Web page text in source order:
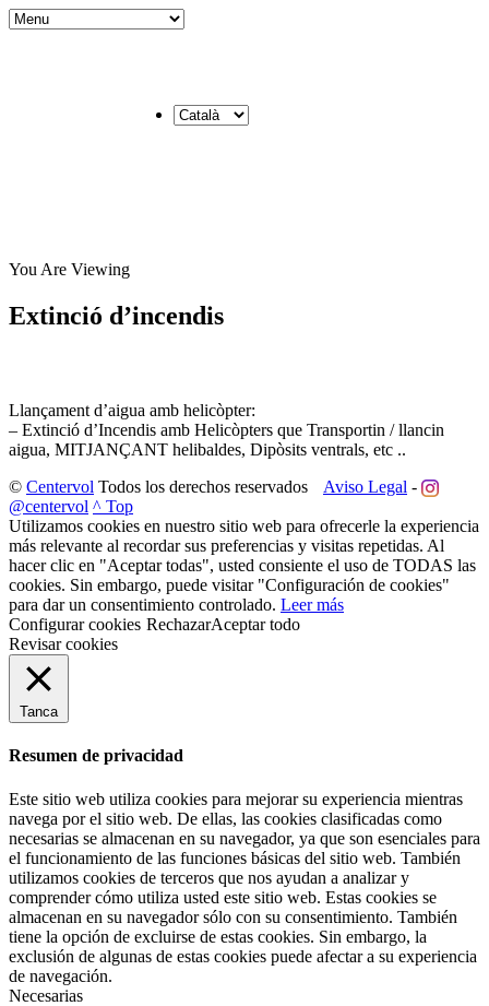
You Are Viewing
Extinció d’incendis
Llançament d’aigua amb helicòpter:
– Extinció d’Incendis amb Helicòpters que Transportin / llancin
aigua, MITJANÇANT helibaldes, Dipòsits ventrals, etc ..
© Centervol Todos los derechos reservados Aviso Legal -
@centervol ^ Top
Utilizamos cookies en nuestro sitio web para ofrecerle la experiencia
más relevante al recordar sus preferencias y visitas repetidas. Al
hacer clic en "Aceptar todas", usted consiente el uso de TODAS las
cookies. Sin embargo, puede visitar "Configuración de cookies"
para dar un consentimiento controlado. Leer más
Configurar cookies RechazarAceptar todo
Revisar cookies
Tanca
Resumen de privacidad
Este sitio web utiliza cookies para mejorar su experiencia mientras
navega por el sitio web. De ellas, las cookies clasificadas como
necesarias se almacenan en su navegador, ya que son esenciales para
el funcionamiento de las funciones básicas del sitio web. También
utilizamos cookies de terceros que nos ayudan a analizar y
comprender cómo utiliza usted este sitio web. Estas cookies se
almacenan en su navegador sólo con su consentimiento. También
tiene la opción de excluirse de estas cookies. Sin embargo, la
exclusión de algunas de estas cookies puede afectar a su experiencia
de navegación.
Necesarias